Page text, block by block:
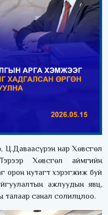
нар Хөвсгөл
Хөвсгөл аймгийн
орон нутагт хэрэгжиж буй
ажлуудын явц,
санал солилцлоо.